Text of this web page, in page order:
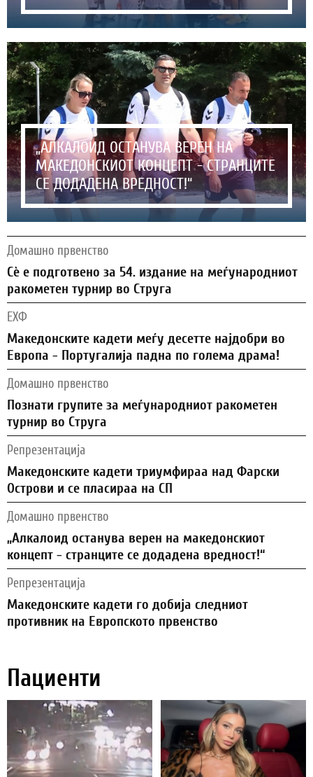
„АЛКАЛОИД ОСТАНУВА ВЕРЕН НА
МАКЕДОНСКИОТ КОНЦЕПТ - СТРАНЦИТЕ
СЕ ДОДАДЕНА ВРЕДНОСТ!“
Домашно првенство
Сѐ е подготвено за 54. издание на меѓународниот
ракометен турнир во Струга
ЕХФ
Македонските кадети меѓу десетте најдобри во
Европа - Португалија падна по голема драма!
Домашно првенство
Познати групите за меѓународниот ракометен
турнир во Струга
Репрезентација
Македонските кадети триумфираа над Фарски
Острови и се пласираа на СП
Домашно првенство
„Алкалоид останува верен на македонскиот
концепт - странците се додадена вредност!“
Репрезентација
Македонските кадети го добија следниот
противник на Европското првенство
Пациенти